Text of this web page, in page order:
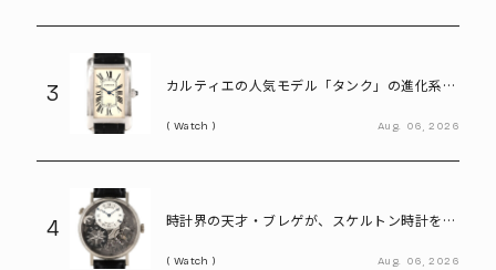
3
カルティエの人気モデル「タンク」の進化系。
WG」
Watch Aug. 06, 2026
4
時計界の天才・ブレゲが、スケルトン時計を贈
Watch Aug. 06, 2026